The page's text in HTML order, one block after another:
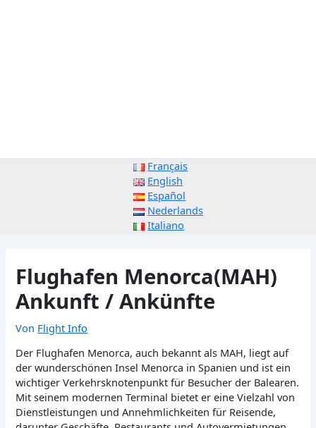
Français
English
Español
Nederlands
Italiano
Flughafen Menorca(MAH)
Ankunft / Ankünfte
Von Flight Info
Der Flughafen Menorca, auch bekannt als MAH, liegt auf
der wunderschönen Insel Menorca in Spanien und ist ein
wichtiger Verkehrsknotenpunkt für Besucher der Balearen.
Mit seinem modernen Terminal bietet er eine Vielzahl von
Dienstleistungen und Annehmlichkeiten für Reisende,